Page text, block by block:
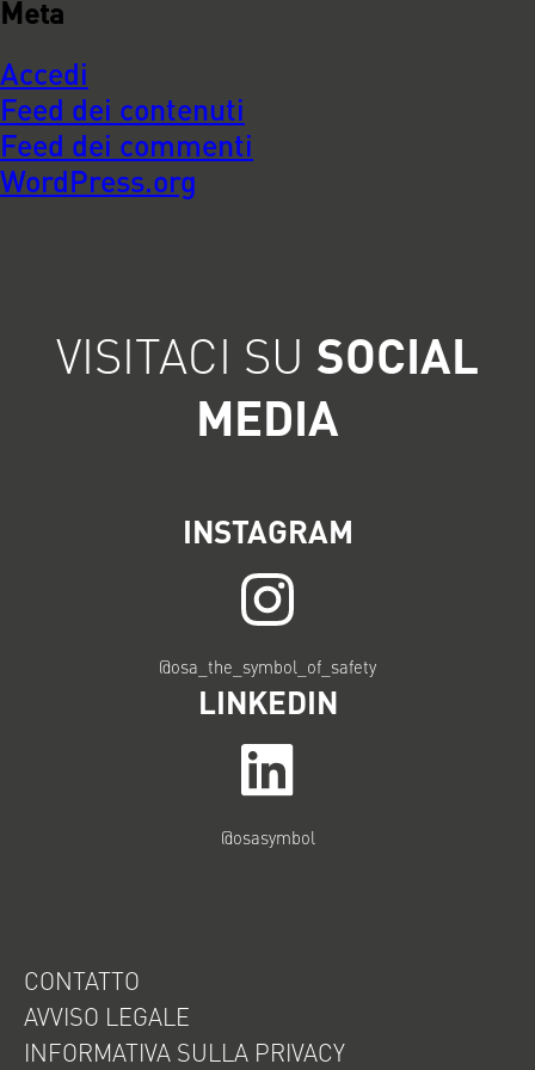
Meta
Accedi
Feed dei contenuti
Feed dei commenti
WordPress.org
VISITACI SU SOCIAL
MEDIA
INSTAGRAM
@osa_the_symbol_of_safety
LINKEDIN
@osasymbol
CONTATTO
AVVISO LEGALE
INFORMATIVA SULLA PRIVACY